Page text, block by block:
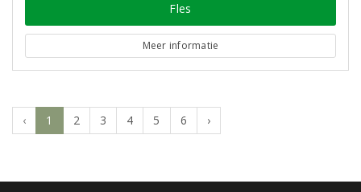
Fles
Meer informatie
‹ 1 2 3 4 5 6 ›